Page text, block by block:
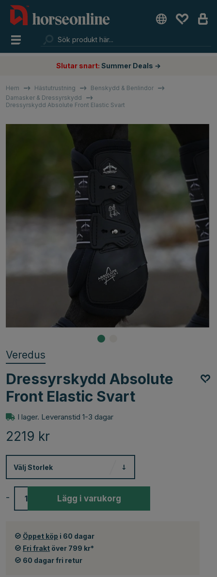
Slutar snart: Summer Deals →
Hem Hästutrustning
Benskydd & Benlindor
Damasker & Dressyrskydd
Dressyrskydd Absolute Front Elastic Svart
Veredus
Dressyrskydd Absolute
Front Elastic Svart
I lager. Leveranstid 1-3 dagar
2219 kr
Välj Storlek
- Lägg i varukorg
Öppet köp i 60 dagar
Fri frakt över 799 kr*
60 dagar fri retur